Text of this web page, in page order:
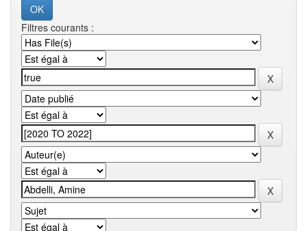
Filtres courants :